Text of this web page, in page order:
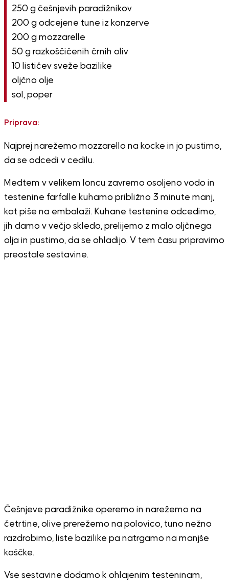
250 g češnjevih paradižnikov
200 g odcejene tune iz konzerve
200 g mozzarelle
50 g razkoščičenih črnih oliv
10 lističev sveže bazilike
oljčno olje
sol, poper
Priprava:
Najprej narežemo mozzarello na kocke in jo pustimo,
da se odcedi v cedilu.
Medtem v velikem loncu zavremo osoljeno vodo in
testenine farfalle kuhamo približno 3 minute manj,
kot piše na embalaži. Kuhane testenine odcedimo,
jih damo v večjo skledo, prelijemo z malo oljčnega
olja in pustimo, da se ohladijo. V tem času pripravimo
preostale sestavine.
Češnjeve paradižnike operemo in narežemo na
četrtine, olive prerežemo na polovico, tuno nežno
razdrobimo, liste bazilike pa natrgamo na manjše
koščke.
Vse sestavine dodamo k ohlajenim testeninam,